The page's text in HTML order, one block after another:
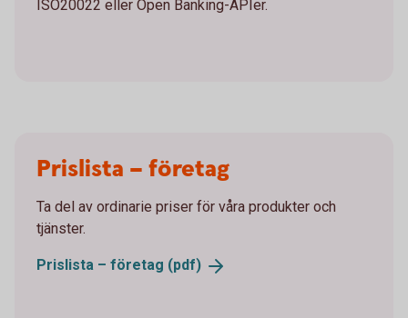
ISO20022 eller Open Banking-APIer.
Prislista – företag
Ta del av ordinarie priser för våra produkter och
tjänster.
Prislista – företag (pdf)